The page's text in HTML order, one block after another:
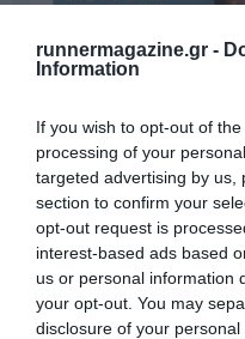
runnermagazine.gr -
Information
If you wish to opt-out of
processing of your
targeted advertising by us,
section to confirm your
opt-out request is
interest-based ads based
us or personal information
your opt-out. You may
disclosure of your
Γίνε
Βρες